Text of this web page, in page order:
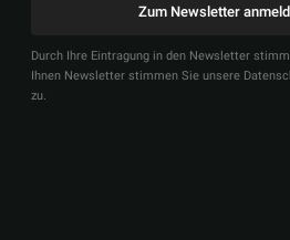
Zum Newsletter
Durch Ihre Eintragung in den Newsletter
Ihnen Newsletter stimmen Sie unsere
zu.